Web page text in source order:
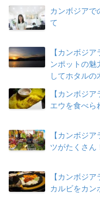
カンボジアで
て
【カンボジ
ンポットの
してホタルの
【カンボジ
エウを食べら
【カンボジ
ツがたくさん
【カンボジ
カルビをカン